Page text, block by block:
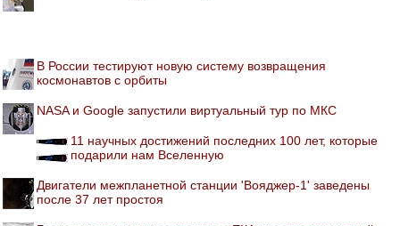
В России тестируют новую систему возвращения
космонавтов с орбиты
NASA и Google запустили виртуальный тур по МКС
11 научных достижений последних 100 лет, которые
подарили нам Вселенную
Двигатели межпланетной станции 'Вояджер-1' заведены
после 37 лет простоя